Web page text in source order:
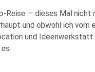
Reise — dieses Mal nicht
und obwohl ich
und Ideenwerkstatt